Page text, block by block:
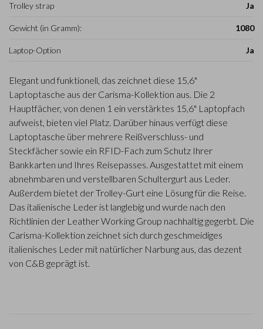
Trolley strap Ja
Gewicht (in Gramm): 1080
Laptop-Option Ja
Elegant und funktionell, das zeichnet diese 15,6"
Laptoptasche aus der Carisma-Kollektion aus. Die 2
Hauptfächer, von denen 1 ein verstärktes 15,6" Laptopfach
aufweist, bieten viel Platz. Darüber hinaus verfügt diese
Laptoptasche über mehrere Reißverschluss- und
Steckfächer sowie ein RFID-Fach zum Schutz Ihrer
Bankkarten und Ihres Reisepasses. Ausgestattet mit einem
abnehmbaren und verstellbaren Schultergurt aus Leder.
Außerdem bietet der Trolley-Gurt eine Lösung für die Reise.
Das italienische Leder ist langlebig und wurde nach den
Richtlinien der Leather Working Group nachhaltig gegerbt. Die
Carisma-Kollektion zeichnet sich durch geschmeidiges
italienisches Leder mit natürlicher Narbung aus, das dezent
von C&B geprägt ist.